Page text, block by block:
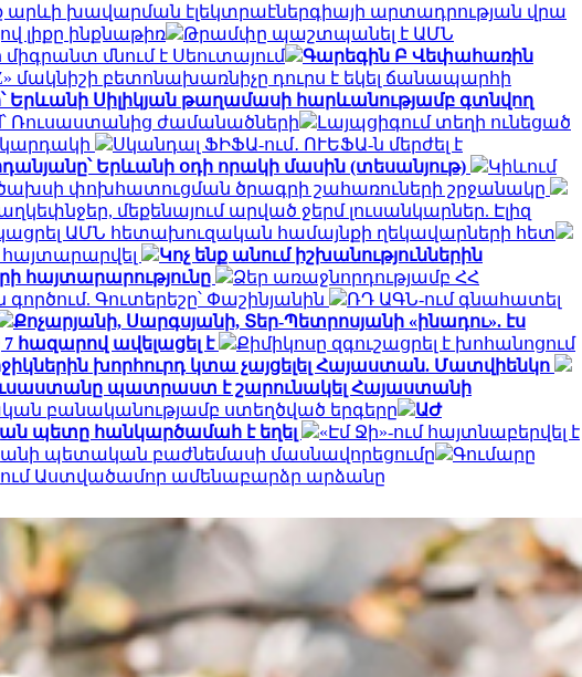
արևի խավարման էլեկտրաէներգիայի արտադրության վրա
լիքը ինքնաթիռ
Թրամփը պաշտպանել է ԱՄՆ
մնում է Սեուտայում
Գարեգին Բ Վեփահառին
մակնիշի բետոնախառնիչը դուրս է եկել ճանապարհի
Երևանի Սիլիկյան թաղամասի հարևանությամբ գտնվող
Ռուսաստանից ժամանածների
Լայպցիգում տեղի ունեցած
Սկանդալ ՖԻՖԱ-ում․ ՈՒԵՖԱ-ն մերժել է
Երևանի օդի որակի մասին (տեսանյութ)
Կիևում
ծախսի փոխհատուցման ծրագրի շահառուների շրջանակը
մեքենայում արված ջերմ լուսանկարներ. Էլիզ
ԱՄՆ հետախուզական համայնքի ղեկավարների հետ
Կոչ ենք անում իշխանություններին
հայտարարությունը
Ձեր առաջնորդությամբ ՀՀ
Գուտերեշը՝ Փաշինյանին
ՌԴ ԱԳՆ-ում գնահատել
Քոչարյանի, Սարգսյանի, Տեր-Պետրոսյանի «ինադու». էս
հազարով ավելացել է
Քիմիկոսը զգուշացրել է խոհանոցում
խորհուրդ կտա չայցելել Հայաստան. Մատվիենկո
պատրաստ է շարունակել Հայաստանի
բանականությամբ ստեղծված երգերը
ԱԺ
պետը հանկարծամահ է եղել
«Էմ Ջի»-ում հայտնաբերվել է
պետական բաժնեմասի մասնավորեցումը
Գումարը
Աստվածամոր ամենաբարձր արձանը